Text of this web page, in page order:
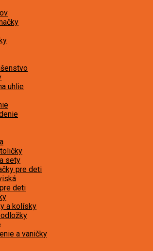
uhlie
sety
pre deti
deti
a kolísky
a vaničky